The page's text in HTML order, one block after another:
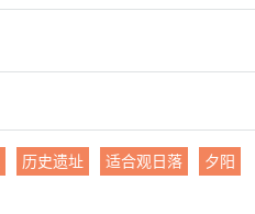
历史遗址 适合观日落 夕阳